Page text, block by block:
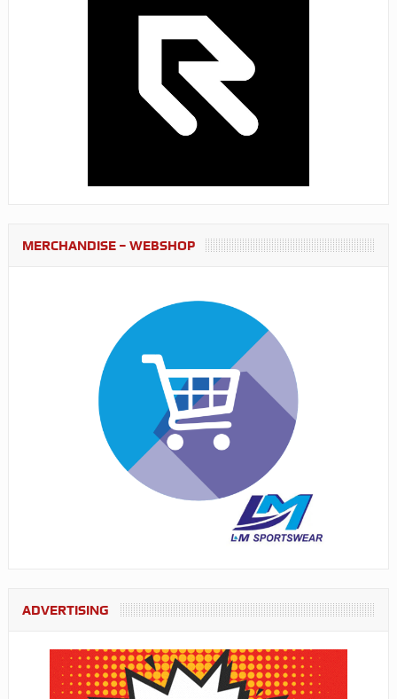
MERCHANDISE – WEBSHOP
ADVERTISING